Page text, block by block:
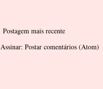
Postagem mais recente
Assinar: Postar comentários (Atom)